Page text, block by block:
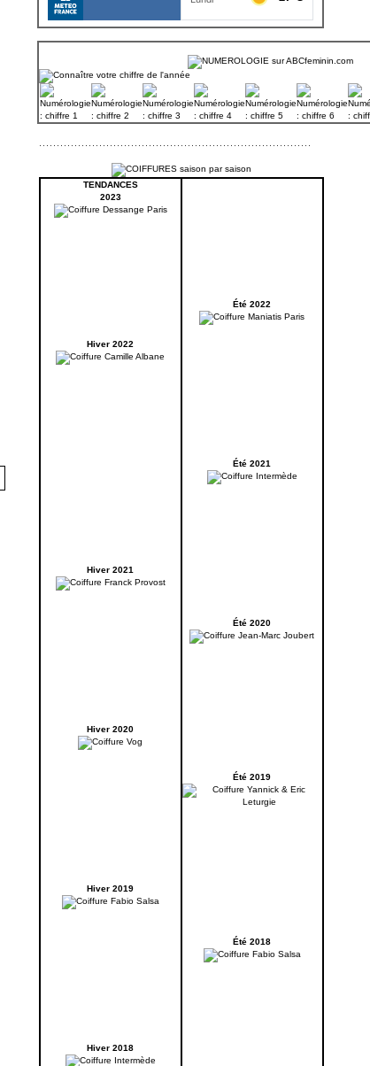
TENDANCES
2023
Hiver 2022
Hiver 2021
Hiver 2020
Hiver 2019
Hiver 2018
Été 2022
Été 2021
Été 2020
Été 2019
Été 2018